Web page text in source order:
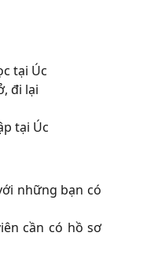
tại Úc
đi lại
tại Úc
những bạn có
cần có hồ sơ